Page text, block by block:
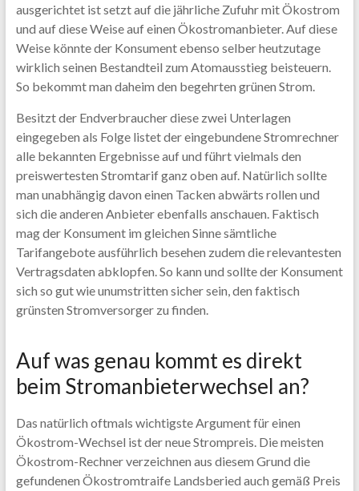
ausgerichtet ist setzt auf die jährliche Zufuhr mit Ökostrom
und auf diese Weise auf einen Ökostromanbieter. Auf diese
Weise könnte der Konsument ebenso selber heutzutage
wirklich seinen Bestandteil zum Atomausstieg beisteuern.
So bekommt man daheim den begehrten grünen Strom.
Besitzt der Endverbraucher diese zwei Unterlagen
eingegeben als Folge listet der eingebundene Stromrechner
alle bekannten Ergebnisse auf und führt vielmals den
preiswertesten Stromtarif ganz oben auf. Natürlich sollte
man unabhängig davon einen Tacken abwärts rollen und
sich die anderen Anbieter ebenfalls anschauen. Faktisch
mag der Konsument im gleichen Sinne sämtliche
Tarifangebote ausführlich besehen zudem die relevantesten
Vertragsdaten abklopfen. So kann und sollte der Konsument
sich so gut wie unumstritten sicher sein, den faktisch
grünsten Stromversorger zu finden.
Auf was genau kommt es direkt
beim Stromanbieterwechsel an?
Das natürlich oftmals wichtigste Argument für einen
Ökostrom-Wechsel ist der neue Strompreis. Die meisten
Ökostrom-Rechner verzeichnen aus diesem Grund die
gefundenen Ökostromtraife Landsberied auch gemäß Preis